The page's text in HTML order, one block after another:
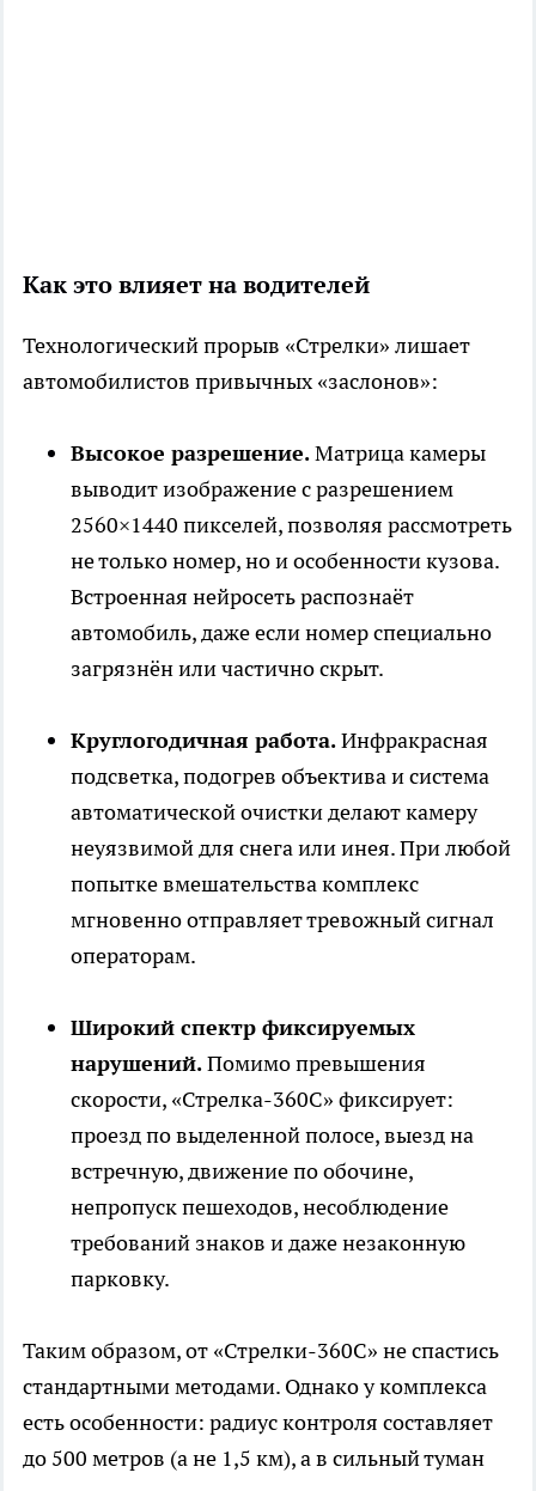
Как это влияет на водителей
Технологический прорыв «Стрелки» лишает
автомобилистов привычных «заслонов»:
Высокое разрешение.Матрица камеры
выводит изображение с разрешением
2560×1440 пикселей, позволяя рассмотреть
не только номер, но и особенности кузова.
Встроенная нейросеть распознаёт
автомобиль, даже если номер специально
загрязнён или частично скрыт.
Круглогодичная работа.Инфракрасная
подсветка, подогрев объектива и система
автоматической очистки делают камеру
неуязвимой для снега или инея. При любой
попытке вмешательства комплекс
мгновенно отправляет тревожный сигнал
операторам.
Широкий спектр фиксируемых
нарушений.Помимо превышения
скорости, «Стрелка-360С» фиксирует:
проезд по выделенной полосе, выезд на
встречную, движение по обочине,
непропуск пешеходов, несоблюдение
требований знаков и даже незаконную
парковку.
Таким образом, от «Стрелки-360С» не спастись
стандартными методами. Однако у комплекса
есть особенности: радиус контроля составляет
до 500 метров (а не 1,5 км), а в сильный туман